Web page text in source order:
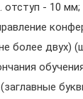
отступ - 10
более двух)